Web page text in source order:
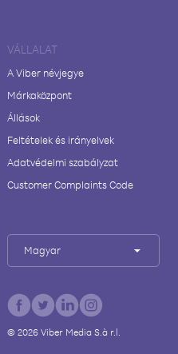
VÁLLALAT
A Viber névjegye
Márkaközpont
Állások
Feltételek és irányelvek
Adatvédelmi szabályzat
Customer Complaints Code
Magyar
© 2026Viber Media S.à r.l.